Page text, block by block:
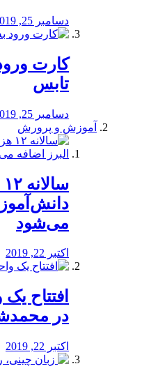
دسامبر 25, 2019
کارت
تابس
دسامبر 25, 2019
آموزش و پرورش
می‌شود
اکتبر 22, 2019
افتتاح
در
اکتبر 22, 2019